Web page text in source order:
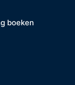
boeken